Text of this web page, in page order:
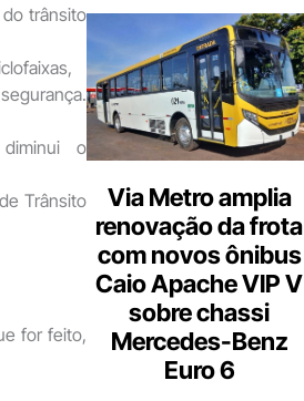
trânsito
o
Trânsito
for feito,
Via Metro amplia
renovação da frota
com novos ônibus
Caio Apache VIP V
sobre chassi
Mercedes-Benz
Euro 6